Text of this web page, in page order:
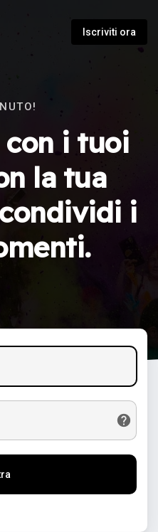
Iscriviti ora
i tuoi
la tua
i